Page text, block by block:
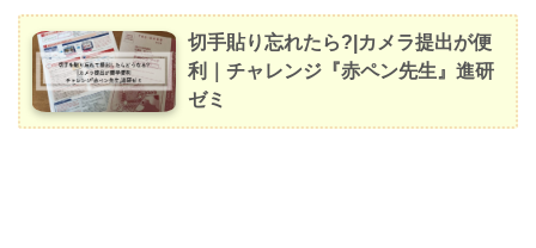
切手貼り忘れたら?|カメラ提出が便
利｜チャレンジ『赤ペン先生』進研
ゼミ